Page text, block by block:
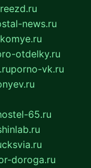
news.ru
otdelky.ru
porno-vk.ru
65.ru
doroga.ru